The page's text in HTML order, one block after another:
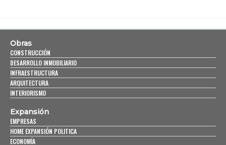
Obras
CONSTRUCCIÓN
DESARROLLO INMOBILIARIO
INFRAESTRUCTURA
ARQUITECTURA
INTERIORISMO
Expansión
EMPRESAS
HOME EXPANSIÓN POLITICA
ECONOMÍA